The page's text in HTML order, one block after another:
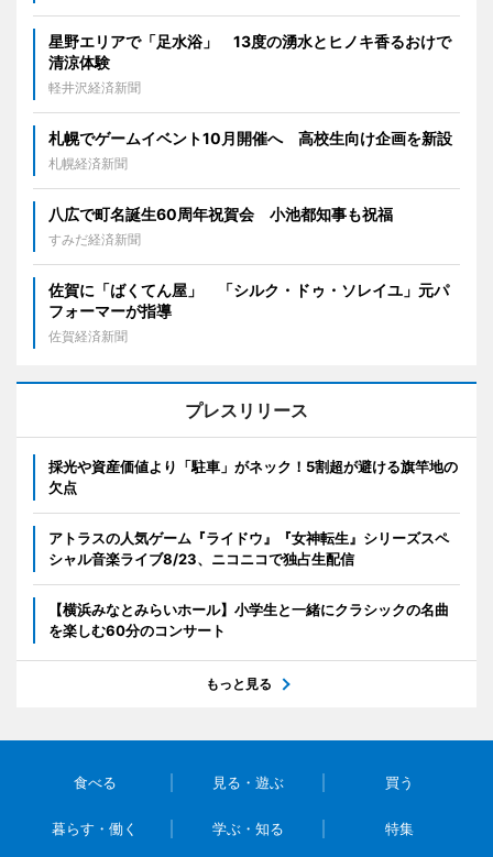
星野エリアで「足水浴」 13度の湧水とヒノキ香るおけで
清涼体験
軽井沢経済新聞
札幌でゲームイベント10月開催へ 高校生向け企画を新設
札幌経済新聞
八広で町名誕生60周年祝賀会 小池都知事も祝福
すみだ経済新聞
佐賀に「ばくてん屋」 「シルク・ドゥ・ソレイユ」元パ
フォーマーが指導
佐賀経済新聞
プレスリリース
採光や資産価値より「駐車」がネック！5割超が避ける旗竿地の
欠点
アトラスの人気ゲーム『ライドウ』『女神転生』シリーズスペ
シャル音楽ライブ8/23、ニコニコで独占生配信
【横浜みなとみらいホール】小学生と一緒にクラシックの名曲
を楽しむ60分のコンサート
もっと見る
食べる 見る・遊ぶ 買う
暮らす・働く 学ぶ・知る 特集